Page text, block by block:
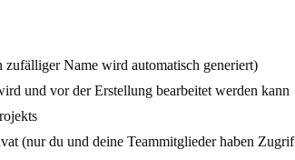
Name wird automatisch generiert)
und vor der Erstellung bearbeitet werden kann
(nur du und deine Teammitglieder haben